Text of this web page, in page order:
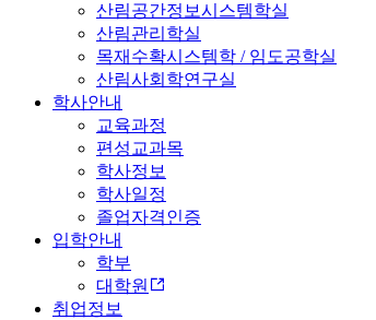
산림공간정보시스템학실
산림관리학실
목재수확시스템학 / 임도공학실
산림사회학연구실
학사안내
교육과정
편성교과목
학사정보
학사일정
졸업자격인증
입학안내
학부
대학원
취업정보